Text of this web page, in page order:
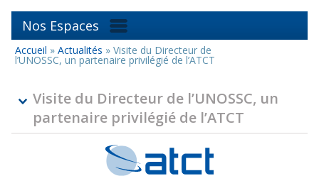
Nos Espaces
Vous
êtes
Accueil » Actualités » Visite du Directeur de
l’UNOSSC, un partenaire privilégié de l’ATCT
Visite du Directeur de l’UNOSSC, un
partenaire privilégié de l’ATCT